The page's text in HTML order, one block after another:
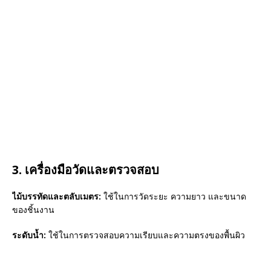
3. เครื่องมือวัดและตรวจสอบ
ไม้บรรทัดและตลับเมตร: ใช้ในการวัดระยะ ความยาว และขนาด
ของชิ้นงาน
ระดับน้ำ: ใช้ในการตรวจสอบความเรียบและความตรงของพื้นผิว